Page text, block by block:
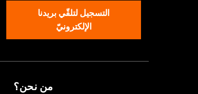
التسجيل لتلقّي بريدنا
الإلكترونيّ
من نحن؟